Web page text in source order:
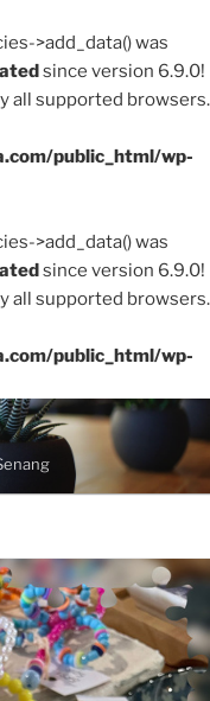
>add_data() was
since version 6.9.0!
all supported browsers.
public_html/wp-
>add_data() was
since version 6.9.0!
all supported browsers.
public_html/wp-